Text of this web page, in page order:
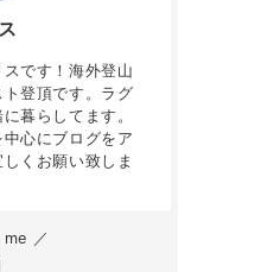
です！海外登山
登頂です。ラグ
暮らしてます。
心にブログをア
くお願い致しま
／